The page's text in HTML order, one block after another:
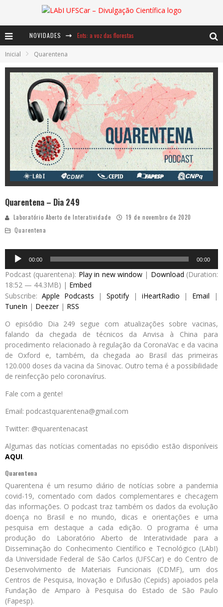
NOVIDADES Ents: a voz das florestas
Baú de Histórias - A jamais imaginada aventura com os moinhos de vento
Inicial Quarentena
Quarentena – Dia 249
Laboratório Aberto de Interatividade
19 de novembro de 2020
Quarentena
Audio
Player
00:00 00:00
Podcast (quarentena): Play in new window| Download (Duration:
18:52 — 44.3MB) | Embed
Subscribe: Apple Podcasts |Spotify | iHeartRadio | Email |
TuneIn | Deezer| RSS
O episódio Dia 249 segue com atualizações sobre vacinas,
falando da chegada de técnicos da Anvisa à China para
procedimento relacionado à regulação da CoronaVac e da vacina
de Oxford e, também, da chegada ao Brasil das primeiras
120.000 doses da vacina da Sinovac. Outro tema é a possibilidade
de reinfecção pelo coronavírus.
Fale com a gente!
Email: podcastquarentena@gmail.com
Twitter: @quarentenacast
Algumas das notícias comentadas no episódio estão disponíveis
AQUI.
Quarentena
Quarentena é um resumo diário de notícias sobre a pandemia
covid-19, comentado com dados complementares e checagem
das informações. O podcast traz também os dados da evolução
doença no Brasil e no mundo, dicas e orientações e uma
pesquisa em destaque a cada edição. O programa é uma
produção do Laboratório Aberto de Interatividade para a
Disseminação do Conhecimento Científico e Tecnológico (LAbI)
da Universidade Federal de São Carlos (UFSCar) e do Centro de
Desenvolvimento de Materiais Funcionais (CDMF), um dos
Centros de Pesquisa, Inovação e Difusão (Cepids) apoiados pela
Fundação de Amparo à Pesquisa do Estado de São Paulo
(Fapesp).